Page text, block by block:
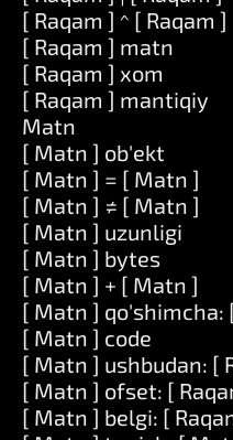
[ Raqam ] ^ [ Raqam ]
[ Raqam ] matn
[ Raqam ] xom
[ Raqam ] mantiqiy
Matn
[ Matn ] ob'ekt
[ Matn ] = [ Matn ]
[ Matn ] ≠ [ Matn ]
[ Matn ] uzunligi
[ Matn ] bytes
[ Matn ] + [ Matn ]
[ Matn ] qo'shimcha:
[ Matn ] code
[ Matn ] ushbudan: [
[ Matn ] ofset: [
[ Matn ] belgi: [